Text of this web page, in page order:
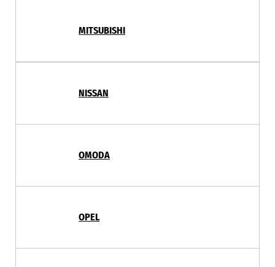
MITSUBISHI
NISSAN
OMODA
OPEL